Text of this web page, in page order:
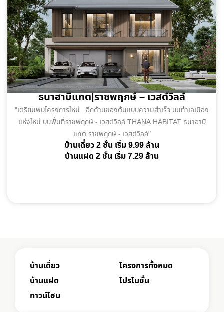
ธนาฮาบิแทต|ราชพฤกษ์ – เวสต์วิลล์
"เตรียมพบโครงการใหม่...อีกด้านของต้นแบบความสำเร็จ บนทำเลเมือง
แห่งใหม่ บนพื้นที่ราชพฤกษ์ - เวสต์วิลล์ THANA HABITAT ธนาฮาบิ
แทต ราชพฤกษ์ - เวสต์วิลล์"
บ้านเดี่ยว 2 ชั้น เริ่ม 9.99 ล้าน
บ้านแฝด 2 ชั้น เริ่ม 7.29 ล้าน
บ้านเดี่ยว
บ้านแฝด
ทาวน์โฮม
โครงการทั้งหมด
โปรโมชั่น